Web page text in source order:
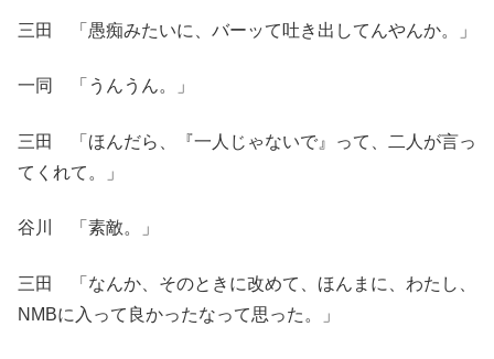
三田 「愚痴みたいに、バーッて吐き出してんやんか。」
一同 「うんうん。」
三田 「ほんだら、『一人じゃないで』って、二人が言っ
てくれて。」
谷川 「素敵。」
三田 「なんか、そのときに改めて、ほんまに、わたし、
NMBに入って良かったなって思った。」